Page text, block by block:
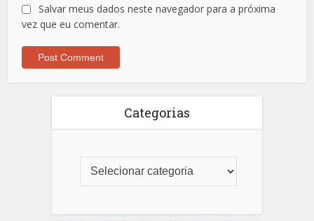
Salvar meus dados neste navegador para a próxima
vez que eu comentar.
Categorias